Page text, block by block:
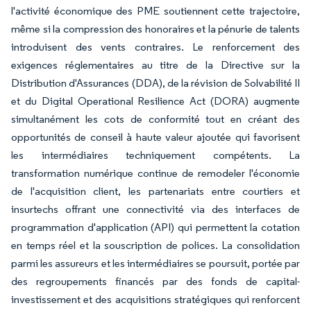
l'activité économique des PME soutiennent cette trajectoire,
même si la compression des honoraires et la pénurie de talents
introduisent des vents contraires. Le renforcement des
exigences réglementaires au titre de la Directive sur la
Distribution d'Assurances (DDA), de la révision de Solvabilité II
et du Digital Operational Resilience Act (DORA) augmente
simultanément les cots de conformité tout en créant des
opportunités de conseil à haute valeur ajoutée qui favorisent
les intermédiaires techniquement compétents. La
transformation numérique continue de remodeler l'économie
de l'acquisition client, les partenariats entre courtiers et
insurtechs offrant une connectivité via des interfaces de
programmation d'application (API) qui permettent la cotation
en temps réel et la souscription de polices. La consolidation
parmi les assureurs et les intermédiaires se poursuit, portée par
des regroupements financés par des fonds de capital-
investissement et des acquisitions stratégiques qui renforcent